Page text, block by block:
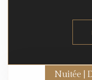
Nuitée |